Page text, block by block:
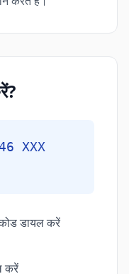
XXX
डायल करें
करें